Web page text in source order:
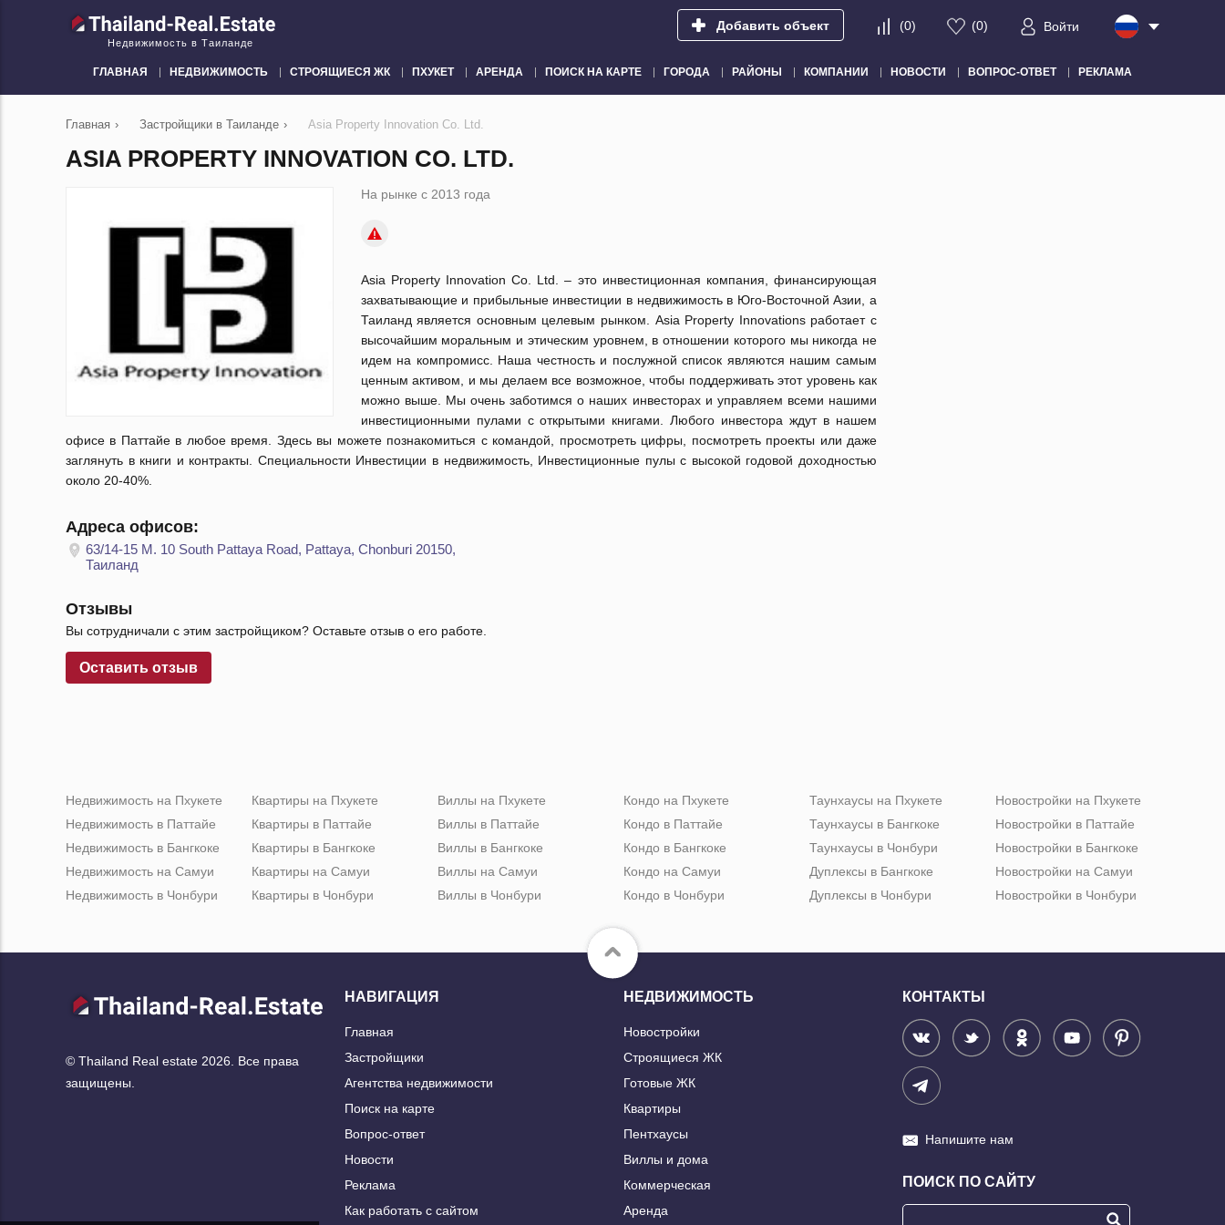
Недвижимость в Таиланде
Добавить объект (0) (0) Войти
ГЛАВНАЯ НЕДВИЖИМОСТЬ СТРОЯЩИЕСЯ ЖК ПХУКЕТ АРЕНДА ПОИСК НА КАРТЕ ГОРОДА РАЙОНЫ КОМПАНИИ НОВОСТИ ВОПРОС-ОТВЕТ РЕКЛАМА
Главная › Застройщики в Таиланде › Asia Property Innovation Co. Ltd.
ASIA PROPERTY INNOVATION CO. LTD.
На рынке с 2013 года
Asia Property Innovation Co. Ltd. – это инвестиционная компания, финансирующая
захватывающие и прибыльные инвестиции в недвижимость в Юго-Восточной Азии, а
Таиланд является основным целевым рынком. Asia Property Innovations работает с
высочайшим моральным и этическим уровнем, в отношении которого мы никогда не
идем на компромисс. Наша честность и послужной список являются нашим самым
ценным активом, и мы делаем все возможное, чтобы поддерживать этот уровень как
можно выше. Мы очень заботимся о наших инвесторах и управляем всеми нашими
инвестиционными пулами с открытыми книгами. Любого инвестора ждут в нашем
офисе в Паттайе в любое время. Здесь вы можете познакомиться с командой, просмотреть цифры, посмотреть проекты или даже
заглянуть в книги и контракты. Специальности Инвестиции в недвижимость, Инвестиционные пулы с высокой годовой доходностью
около 20-40%.
Адреса офисов:
63/14-15 M. 10 South Pattaya Road, Pattaya, Chonburi 20150,
Таиланд
Отзывы
Вы сотрудничали с этим застройщиком? Оставьте отзыв о его работе.
Оставить отзыв
Недвижимость на Пхукете
Недвижимость в Паттайе
Недвижимость в Бангкоке
Недвижимость на Самуи
Недвижимость в Чонбури
Квартиры на Пхукете
Квартиры в Паттайе
Квартиры в Бангкоке
Квартиры на Самуи
Квартиры в Чонбури
Виллы на Пхукете
Виллы в Паттайе
Виллы в Бангкоке
Виллы на Самуи
Виллы в Чонбури
Кондо на Пхукете
Кондо в Паттайе
Кондо в Бангкоке
Кондо на Самуи
Кондо в Чонбури
Таунхаусы на Пхукете
Таунхаусы в Бангкоке
Таунхаусы в Чонбури
Дуплексы в Бангкоке
Дуплексы в Чонбури
Новостройки на Пхукете
Новостройки в Паттайе
Новостройки в Бангкоке
Новостройки на Самуи
Новостройки в Чонбури
© Thailand Real estate 2026. Все права
защищены.
НАВИГАЦИЯ
Главная
Застройщики
Агентства недвижимости
Поиск на карте
Вопрос-ответ
Новости
Реклама
Как работать с сайтом
НЕДВИЖИМОСТЬ
Новостройки
Строящиеся ЖК
Готовые ЖК
Квартиры
Пентхаусы
Виллы и дома
Коммерческая
Аренда
КОНТАКТЫ
Напишите нам
ПОИСК ПО САЙТУ